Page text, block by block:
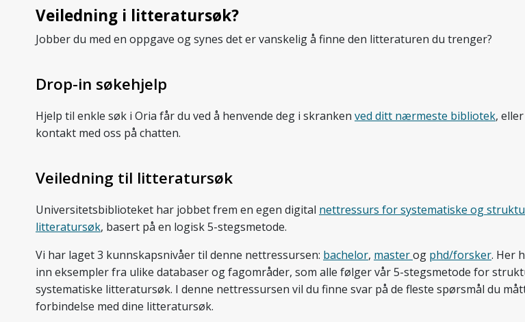
Veiledning i litteratursøk?
Jobber du med en oppgave og synes det er vanskelig å finne den litteraturen du trenger?
Drop-in søkehjelp
Hjelp til enkle søk i Oria får du ved å henvende deg i skranken ved ditt nærmeste bibliotek,
kontakt med oss på chatten.
Veiledning til litteratursøk
Universitetsbiblioteket har jobbet frem en egen digital nettressurs for systematiske og
litteratursøk, basert på en logisk 5-stegsmetode.
Vi har laget 3 kunnskapsnivåer til denne nettressursen: bachelor, masterog phd/forsker. Her
inn eksempler fra ulike databaser og fagområder, som alle følger vår 5-stegsmetode for
systematiske litteratursøk. I denne nettressursen vil du finne svar på de fleste spørsmål du
forbindelse med dine litteratursøk.